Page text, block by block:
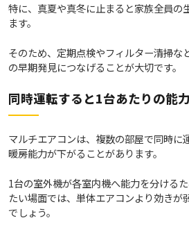
特に、真夏や真冬に止まると家族全員の
ます。
そのため、定期点検やフィルター清掃な
の早期発見につなげることが大切です。
同時運転すると1台あたりの能
マルチエアコンは、複数の部屋で同時に
暖房能力が下がることがあります。
1台の室外機が各室内機へ能力を分ける
たい場面では、単体エアコンより効きが
でしょう。